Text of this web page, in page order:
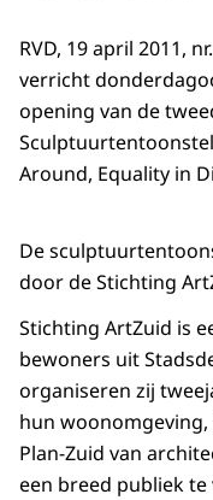
RVD, 19 april 2011,
verricht
opening van de
Around, Equality in
De
door de Stichting
Stichting ArtZuid is
bewoners uit
organiseren zij
hun
Plan-Zuid van
een breed publiek te